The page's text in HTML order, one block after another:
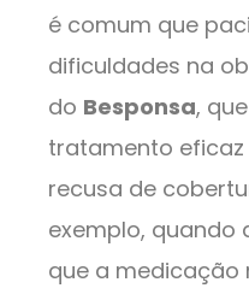
é comum que
dificuldades na
do Besponsa,
tratamento eficaz
recusa de
exemplo, quando
que a